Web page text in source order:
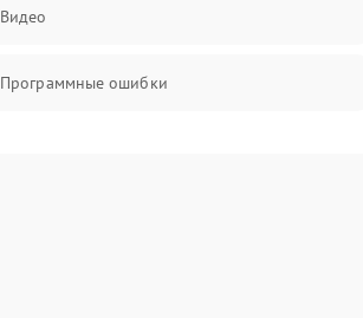
Видео
Программные ошибки